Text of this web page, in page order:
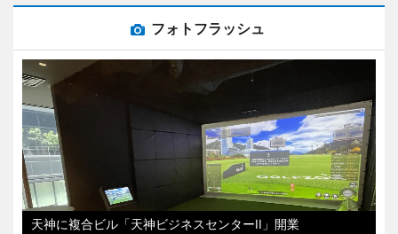
フォトフラッシュ
天神に複合ビル「天神ビジネスセンターII」開業